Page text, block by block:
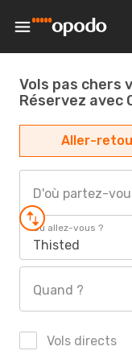
Vols pas chers
Réservez avec
Aller-
D'où partez-
Où allez-vous ?
Thisted
Quand ?
Vols directs